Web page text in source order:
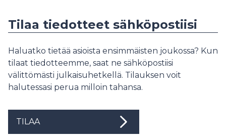
Tilaa tiedotteet sähköpostiisi
Haluatko tietää asioista ensimmäisten joukossa? Kun
tilaat tiedotteemme, saat ne sähköpostiisi
välittömästi julkaisuhetkellä. Tilauksen voit
halutessasi perua milloin tahansa.
TILAA